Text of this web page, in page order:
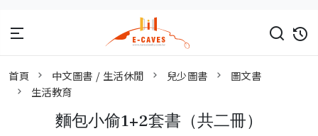
首頁 中文圖書 / 生活休閒 兒少圖書
圖文書
生活教育
麵包小偷1+2套書（共二冊）